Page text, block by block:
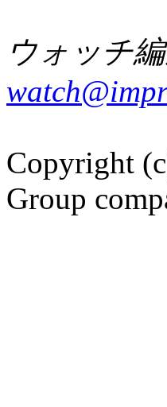
ウォッチ
Copyright
Group